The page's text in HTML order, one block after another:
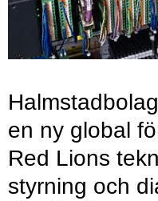
en ny global
Red Lions
styrning och